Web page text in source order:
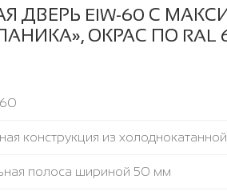
EIW-60 С
ОКРАС ПО RAL
конструкция из
полоса шириной 50 мм